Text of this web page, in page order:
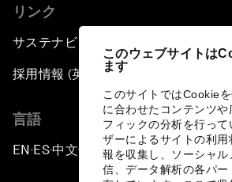
このウェブサイトは
ます
このサイトではCookie
に合わせたコンテンツや
フィックの分析を行っ
ザーによるサイトの利
報を収集し、ソーシャ
信、データ解析の各パ
リンク
サステナビリティへの取り組み
採用情報 (英語のみ)
言語
EN ▪ES▪中文▪ 日本語